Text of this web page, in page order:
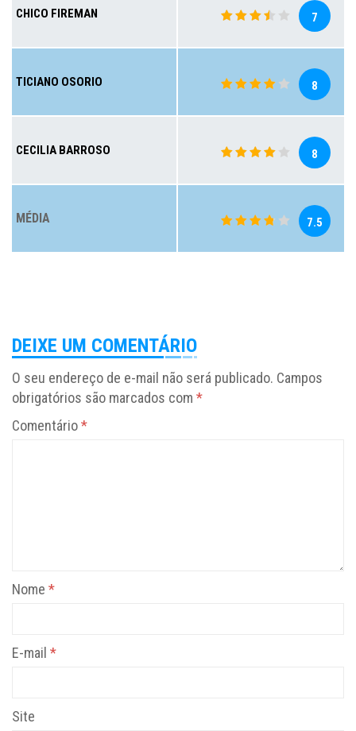
CHICO FIREMAN 7
TICIANO OSORIO 8
CECILIA BARROSO 8
MÉDIA 7.5
DEIXE UM COMENTÁRIO
O seu endereço de e-mail não será publicado. Campos
obrigatórios são marcados com *
Comentário*
Nome *
E-mail *
Site